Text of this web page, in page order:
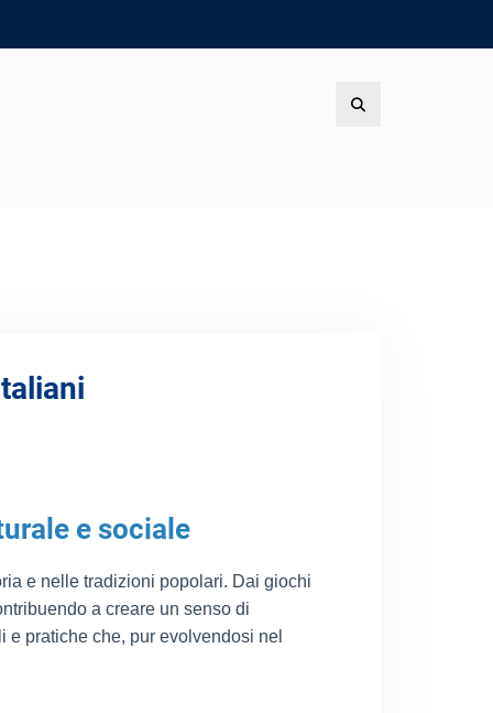
e sociale
e nelle tradizioni popolari. Dai giochi
a creare un senso di
pratiche che, pur evolvendosi nel